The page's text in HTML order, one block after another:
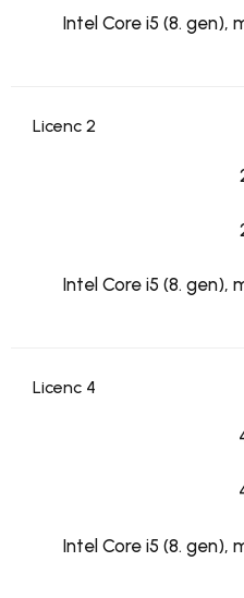
Intel Core i5 (8. gen),
Licenc 2
Intel Core i5 (8. gen),
Licenc 4
Intel Core i5 (8. gen),